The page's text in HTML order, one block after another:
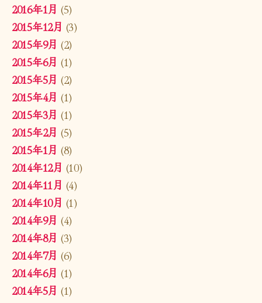
2016年1月 (5)
2015年12月 (3)
2015年9月 (2)
2015年6月 (1)
2015年5月 (2)
2015年4月 (1)
2015年3月 (1)
2015年2月 (5)
2015年1月 (8)
2014年12月 (10)
2014年11月 (4)
2014年10月 (1)
2014年9月 (4)
2014年8月 (3)
2014年7月 (6)
2014年6月 (1)
2014年5月 (1)